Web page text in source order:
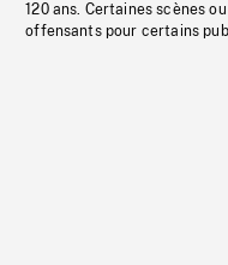
120 ans. Certaines scènes
offensants pour certains